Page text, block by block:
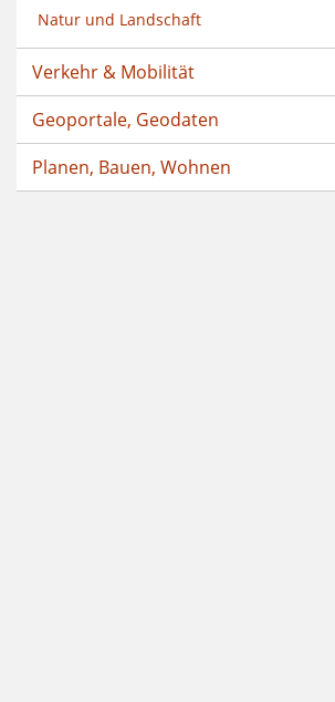
Natur und Landschaft
Verkehr & Mobilität
Geoportale, Geodaten
Planen, Bauen, Wohnen